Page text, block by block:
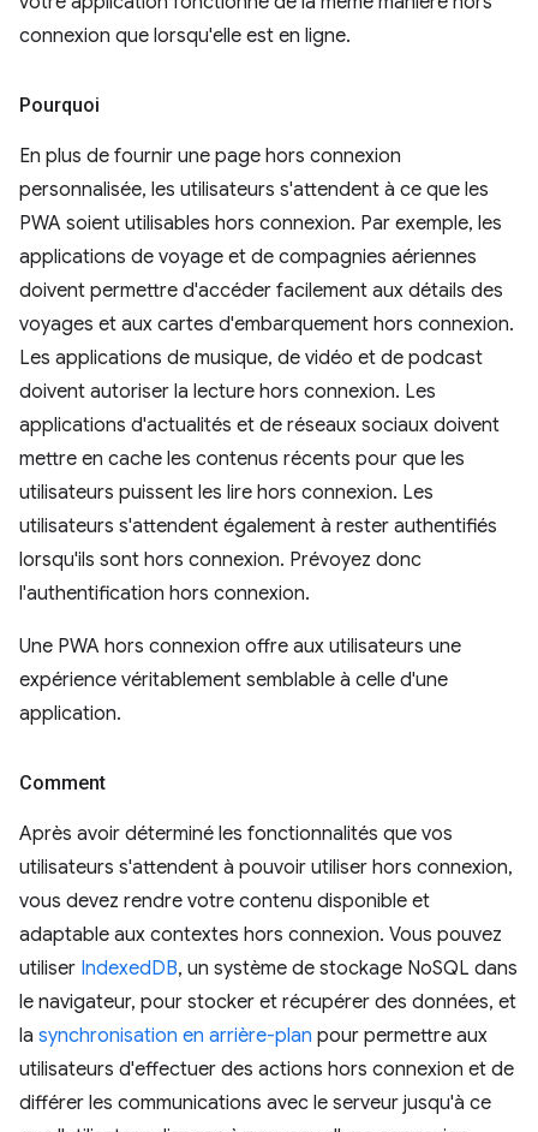
connexion que lorsqu'elle est en ligne.
Pourquoi
En plus de fournir une page hors connexion
personnalisée, les utilisateurs s'attendent à ce que les
PWA soient utilisables hors connexion. Par exemple, les
applications de voyage et de compagnies aériennes
doivent permettre d'accéder facilement aux détails des
voyages et aux cartes d'embarquement hors connexion.
Les applications de musique, de vidéo et de podcast
doivent autoriser la lecture hors connexion. Les
applications d'actualités et de réseaux sociaux doivent
mettre en cache les contenus récents pour que les
utilisateurs puissent les lire hors connexion. Les
utilisateurs s'attendent également à rester authentifiés
lorsqu'ils sont hors connexion. Prévoyez donc
l'authentification hors connexion.
Une PWA hors connexion offre aux utilisateurs une
expérience véritablement semblable à celle d'une
application.
Comment
Après avoir déterminé les fonctionnalités que vos
utilisateurs s'attendent à pouvoir utiliser hors connexion,
vous devez rendre votre contenu disponible et
adaptable aux contextes hors connexion. Vous pouvez
utiliser IndexedDB, un système de stockage NoSQL dans
le navigateur, pour stocker et récupérer des données, et
la synchronisation en arrière-plan pour permettre aux
utilisateurs d'effectuer des actions hors connexion et de
différer les communications avec le serveur jusqu'à ce